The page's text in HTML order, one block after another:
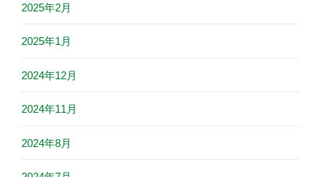
2025年2月
2025年1月
2024年12月
2024年11月
2024年8月